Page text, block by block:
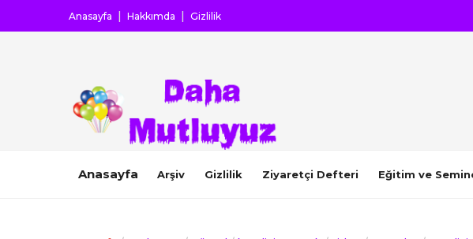
Anasayfa Hakkımda Gizlilik
Anasayfa Arşiv Gizlilik Ziyaretçi Defteri Eğitim ve